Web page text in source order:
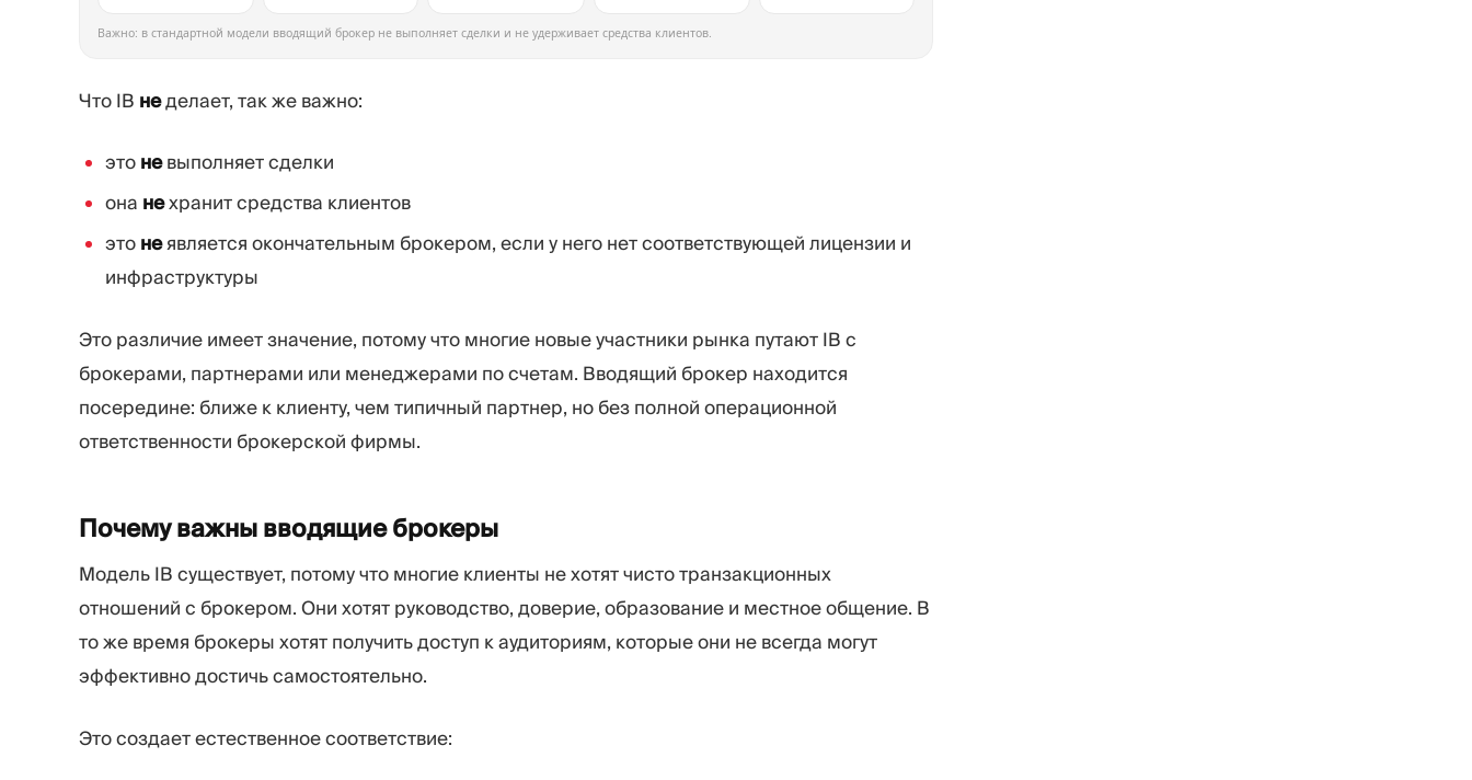
Важно: в стандартной модели вводящий брокер не выполняет сделки и не удерживает средства клиентов.
Что IB неделает, так же важно:
это невыполняет сделки
она нехранит средства клиентов
это неявляется окончательным брокером, если у него нет соответствующей лицензии и
инфраструктуры
Это различие имеет значение, потому что многие новые участники рынка путают IB с
брокерами, партнерами или менеджерами по счетам. Вводящий брокер находится
посередине: ближе к клиенту, чем типичный партнер, но без полной операционной
ответственности брокерской фирмы.
Почему важны вводящиеброкеры
Модель IB существует, потому что многие клиенты не хотят чисто транзакционных
отношений с брокером. Они хотят руководство, доверие, образование и местное общение. В
то же время брокеры хотят получить доступ к аудиториям, которые они не всегда могут
эффективно достичь самостоятельно.
Это создает естественное соответствие: